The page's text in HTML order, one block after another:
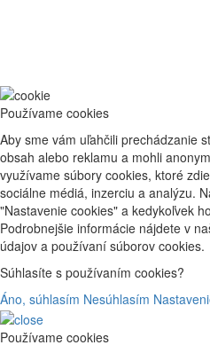
Používame cookies
Aby sme vám uľahčili prechádzanie
obsah alebo reklamu a mohli
využívame súbory cookies, ktoré
sociálne médiá, inzerciu a analýzu.
"Nastavenie cookies" a kedykoľvek
Podrobnejšie informácie nájdete v
údajov a používaní súborov cookies.
Súhlasíte s používaním cookies?
Áno, súhlasím Nesúhlasím
Používame cookies